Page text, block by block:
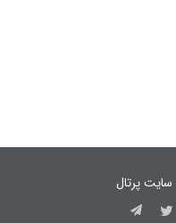
سایت پرتال